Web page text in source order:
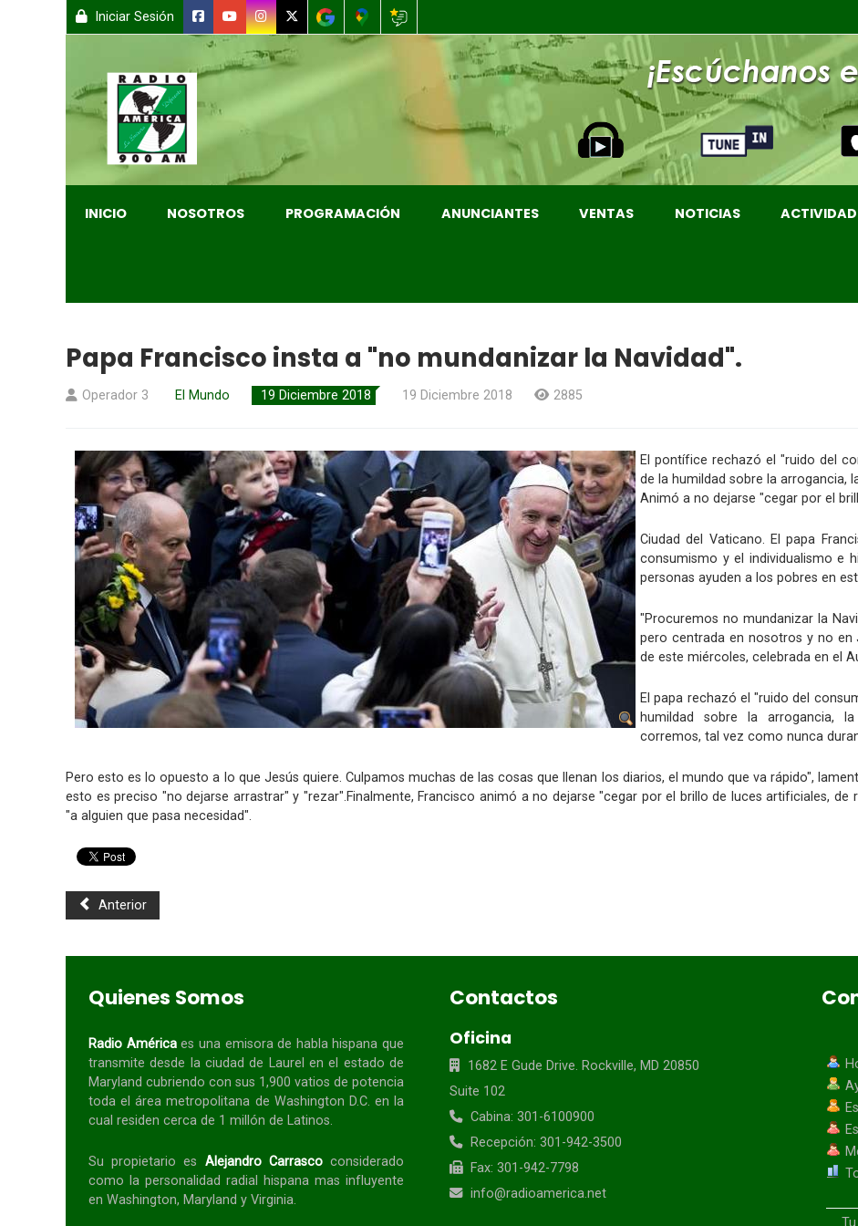
Iniciar Sesión
INICIO NOSOTROS PROGRAMACIÓN ANUNCIANTES VENTAS NOTICIAS
Papa Francisco insta a "no mundanizar la Navidad".
Operador 3 El Mundo 19 Diciembre 2018 19 Diciembre 2018 2885
El pontífice rechazó el "ruido del
de la humildad sobre la arrogancia,
Animó a no dejarse "cegar por el
Ciudad del Vaticano. El papa
consumismo y el individualismo e
personas ayuden a los pobres en
"Procuremos no mundanizar la
pero centrada en nosotros y no en
de este miércoles, celebrada en el
El papa rechazó el "ruido del
humildad sobre la arrogancia,
corremos, tal vez como nunca
Pero esto es lo opuesto a lo que Jesús quiere. Culpamos muchas de las cosas que llenan los diarios, el mundo que va rápido",
esto es preciso "no dejarse arrastrar" y "rezar".Finalmente, Francisco animó a no dejarse "cegar por el brillo de luces artificiales,
"a alguien que pasa necesidad".
Anterior
Quienes Somos
Radio Américaes una emisora de habla hispana que
transmite desde la ciudad de Laurel en el estado de
Maryland cubriendo con sus 1,900 vatios de potencia
toda el área metropolitana de Washington D.C. en la
cual residen cerca de 1 millón de Latinos.
Su propietario es Alejandro Carrascoconsiderado
como la personalidad radial
hispana mas influyente
en Washington, Maryland y Virginia.
Contactos
Oficina
1682 E Gude Drive. Rockville, MD 20850
Suite 102
Cabina: 301-6100900
Recepción: 301-942-3500
Fax: 301-942-7798
info@radioamerica.net